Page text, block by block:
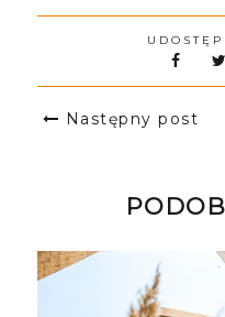
Następny post